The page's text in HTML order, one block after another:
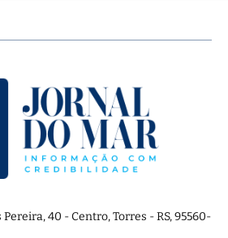
40 - Centro, Torres - RS, 95560-